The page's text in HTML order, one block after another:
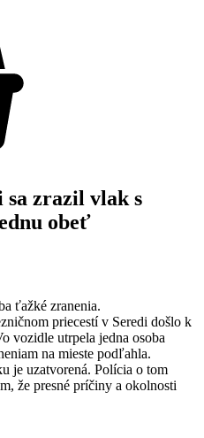
sa zrazil vlak s
obeť
ťažké zranenia.
priecestí v Seredi došlo k
vozidle utrpela jedna osoba
na mieste podľahla.
je uzatvorená. Polícia o tom
že presné príčiny a okolnosti